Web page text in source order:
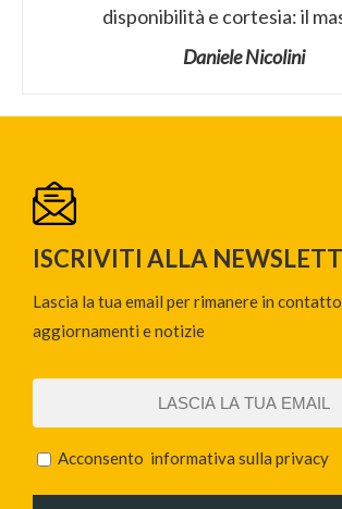
disponibilità e cortesia: il
Daniele Nicolini
ISCRIVITI ALLA
Lascia la tua email per rimanere in
aggiornamenti e notizie
Acconsento informativa sulla privacy